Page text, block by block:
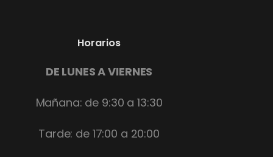
Horarios
DE LUNES A VIERNES
Mañana: de 9:30 a 13:30
Tarde: de 17:00 a 20:00